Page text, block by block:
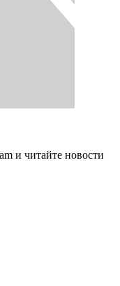
и читайте новости